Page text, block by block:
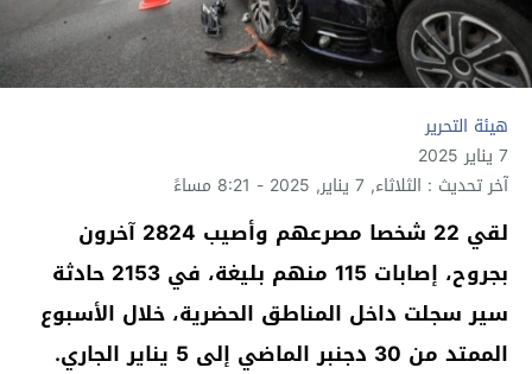
هيئة التحرير
7 يناير 2025
آخر تحديث : الثلاثاء, 7 يناير, 2025 - 8:21 مساءً
لقي 22 شخصا مصرعهم وأصيب 2824 آخرون
بجروح، إصابات 115 منهم بليغة، في 2153 حادثة
سير سجلت داخل المناطق الحضرية، خلال الأسبوع
الممتد من 30 دجنبر الماضي إلى 5 يناير الجاري.